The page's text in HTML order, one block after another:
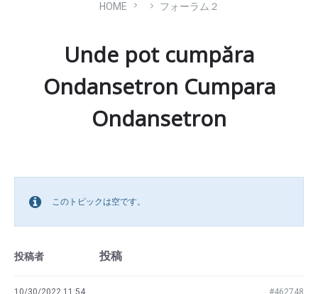
HOME フォーラム２
Unde pot cumpăra
Ondansetron Cumpara
Ondansetron
このトピックは空です。
投稿者 投稿
10/30/2022 11:54 #462748